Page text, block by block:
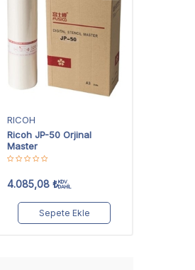
RICOH
Ricoh JP-50 Orjinal
Master
4.085,08 ₺KDV
DAHİL
Sepete Ekle